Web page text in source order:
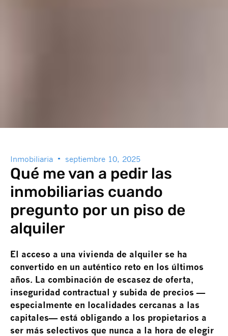
Inmobiliaria septiembre 10, 2025
Qué me van a pedir las
inmobiliarias cuando
pregunto por un piso de
alquiler
El acceso a una vivienda de alquiler se ha
convertido en un auténtico reto en los últimos
años. La combinación de escasez de oferta,
inseguridad contractual y subida de precios —
especialmente en localidades cercanas a las
capitales— está obligando a los propietarios a
ser más selectivos que nunca a la hora de elegir